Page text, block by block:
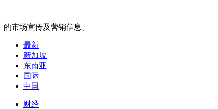
的市场宣传及营销信息。
最新
新加坡
东南亚
国际
中国
财经